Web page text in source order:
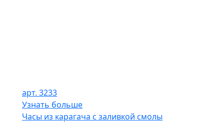
арт. 3233
Узнать больше
Часы из карагача с заливкой смолы